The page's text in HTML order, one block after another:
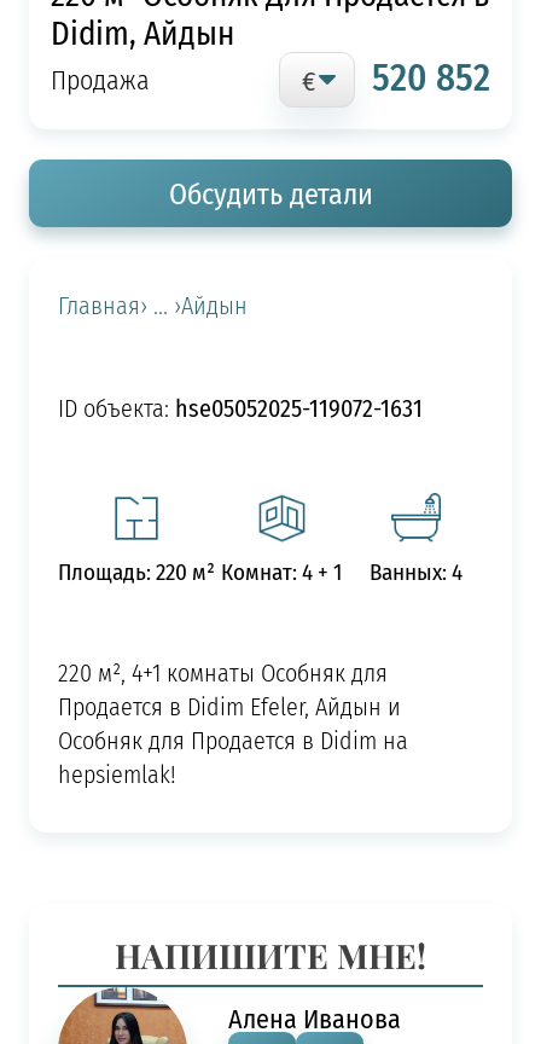
Didim, Айдын
Продажа 520 852
Обсудить детали
Главная› ... ›Айдын
ID объекта: hse05052025-119072-1631
Площадь: 220 м² Комнат: 4 + 1 Ванных: 4
220 м², 4+1 комнаты Особняк для
Продается в Didim Efeler, Айдын и
Особняк для Продается в Didim на
hepsiemlak!
НАПИШИТЕ МНЕ!
Алена Иванова